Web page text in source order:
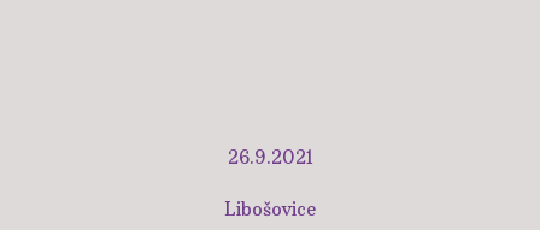
26.9.2021
Libošovice